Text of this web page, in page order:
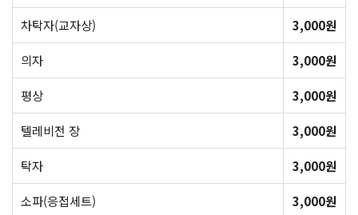
차탁자(교자상)
3,000원
의자
3,000원
평상
3,000원
텔레비전 장
3,000원
탁자
3,000원
소파(응접세트)
3,000원